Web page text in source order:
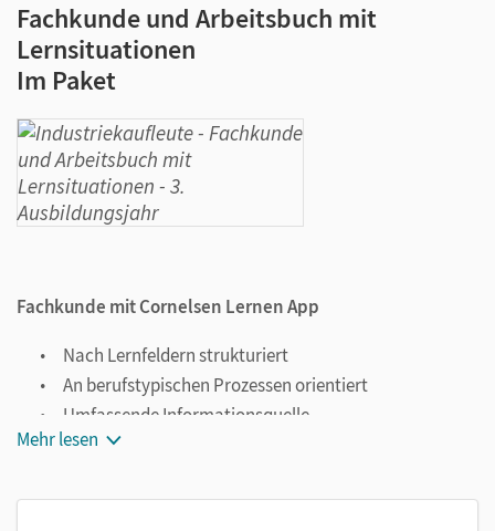
Fachkunde und Arbeitsbuch mit
Lernsituationen
Im Paket
Fachkunde mit Cornelsen Lernen App
Nach Lernfeldern strukturiert
An berufstypischen Prozessen orientiert
Umfassende Informationsquelle
Verständliche und schülergerechte Sprache
Wiederholungs- und Verständnisfragen an jedem
Mehr lesen